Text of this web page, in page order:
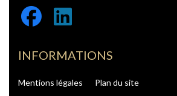
Facebook
Linkedin
INFORMATIONS
Mentions légales Plan du site